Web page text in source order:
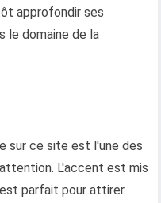
approfondir ses
le domaine de la
sur ce site est l'une des
L'accent est mis
parfait pour attirer